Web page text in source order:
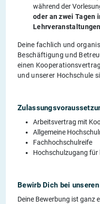
während der
oder an zwei Tagen
Lehrveranstaltungen
Deine fachlich und
Beschäftigung und
einen
und unserer Hochschule
Arbeitsvertrag mit
Allgemeine
Fachhochschulreife
Hochschulzugang
Bewirb Dich bei
Deine Bewerbung ist ganz